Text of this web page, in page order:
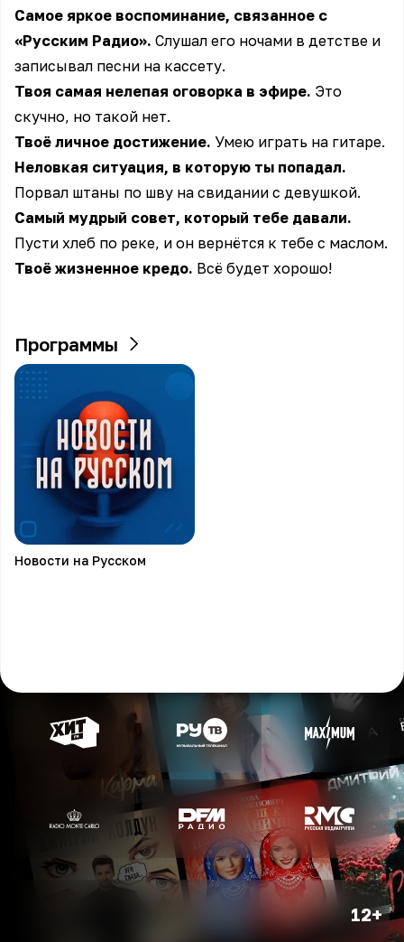
Самое яркое воспоминание, связанное с
«Русским Радио». Слушал его ночами в детстве и
записывал песни на кассету.
Твоя самая нелепая оговорка в эфире. Это
скучно, но такой нет.
Твоё личное достижение. Умею играть на гитаре.
Неловкая ситуация, в которую ты попадал.
Порвал штаны по шву на свидании с девушкой.
Самый мудрый совет, который тебе давали.
Пусти хлеб по реке, и он вернётся к тебе с маслом.
Твоё жизненное кредо. Всё будет хорошо!
Программы
Новости на Русском
12+